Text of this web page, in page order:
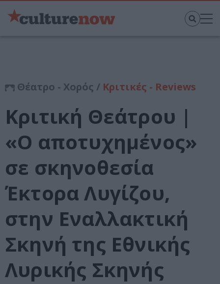
Θέατρο - Χορός / Κριτικές - Reviews
Κριτική Θεάτρου |
«Ο αποτυχημένος»
σε σκηνοθεσία
Έκτορα Λυγίζου,
στην Εναλλακτική
Σκηνή της Εθνικής
Λυρικής Σκηνής